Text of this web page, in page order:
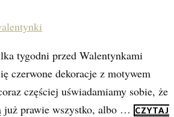
tygodni przed Walentynkami
czerwone dekoracje z motywem
częściej uświadamiamy sobie, że
już prawie wszystko, albo …
CZYTAJ